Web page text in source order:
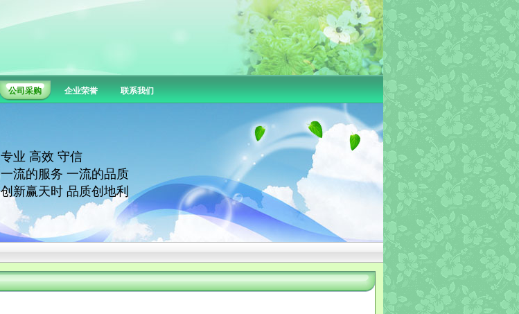
公司采购 企业荣誉 联系我们
专业 高效 守信
一流的服务 一流的品质
创新赢天时 品质创地利